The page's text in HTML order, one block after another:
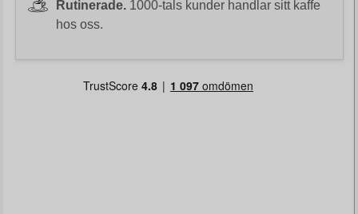
Rutinerade.1000-tals kunder handlar sitt kaffe
hos oss.